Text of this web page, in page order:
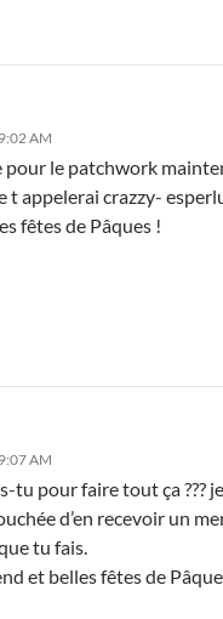
AM
pour le patchwork
t appelerai crazzy-
fêtes de Pâques !
AM
tu pour faire tout ça ???
d’en recevoir un
tu fais.
et belles fêtes de